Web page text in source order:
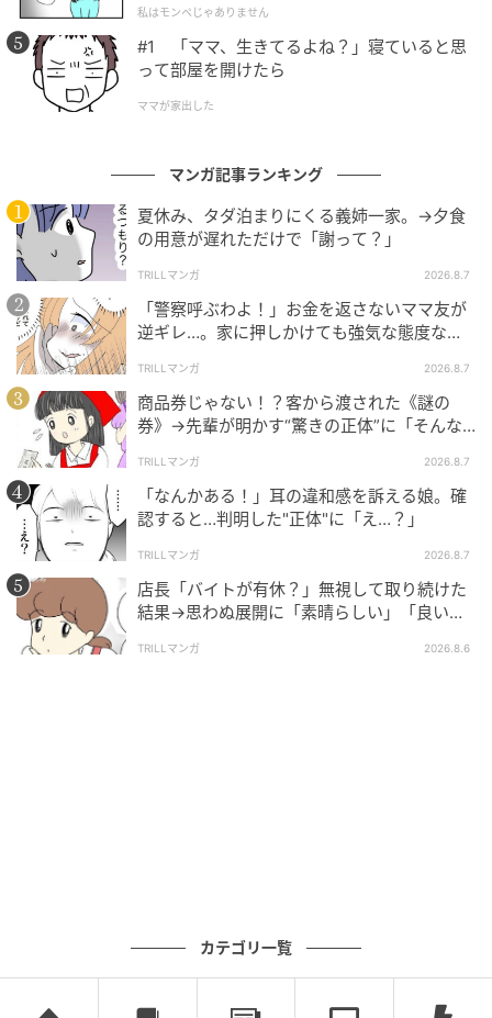
私はモンペじゃありません
#1 「ママ、生きてるよね？」寝ていると思
って部屋を開けたら
ママが家出した
マンガ記事ランキング
夏休み、タダ泊まりにくる義姉一家。→夕食
の用意が遅れただけで「謝って？」
TRILLマンガ 2026.8.7
「警察呼ぶわよ！」お金を返さないママ友が
逆ギレ…。家に押しかけても強気な態度なワ
TRILLマンガ 2026.8.7
商品券じゃない！？客から渡された《謎の
券》→先輩が明かす“驚きの正体”に「そんな
TRILLマンガ 2026.8.7
「なんかある！」耳の違和感を訴える娘。確
認すると…判明した"正体"に「え…？」
TRILLマンガ 2026.8.7
店長「バイトが有休？」無視して取り続けた
結果→思わぬ展開に「素晴らしい」「良いこ
TRILLマンガ 2026.8.6
カテゴリ一覧